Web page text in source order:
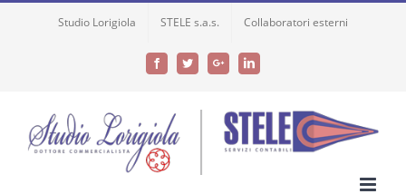
Studio Lorigiola STELE s.a.s. Collaboratori esterni
FacebookTwitterGoogle+LinkedIn